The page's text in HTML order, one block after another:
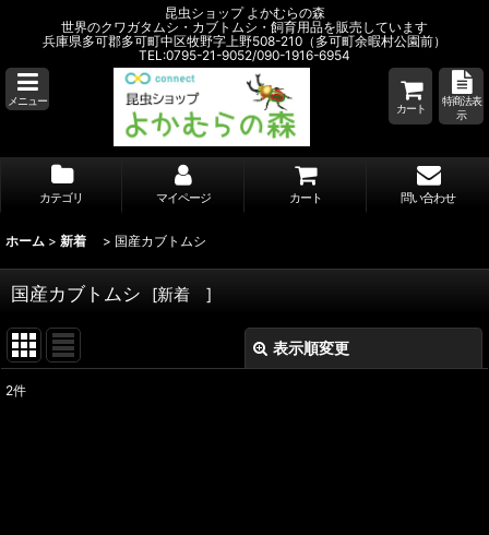
昆虫ショップ よかむらの森
世界のクワガタムシ・カブトムシ・飼育用品を販売しています
兵庫県多可郡多可町中区牧野字上野508-210（多可町余暇村公園前）
TEL:0795-21-9052/090-1916-6954
メニュー
カート
特商法表
示
カテゴリ マイページ カート 問い合わせ
ホーム > 新着 > 国産カブトムシ
国産カブトムシ [新着 ]
表示順変更
2件